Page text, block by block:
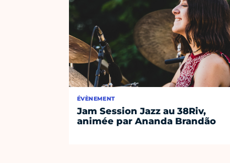
ÉVÈNEMENT
Jam Session Jazz au 38Riv,
animée par Ananda Brandão